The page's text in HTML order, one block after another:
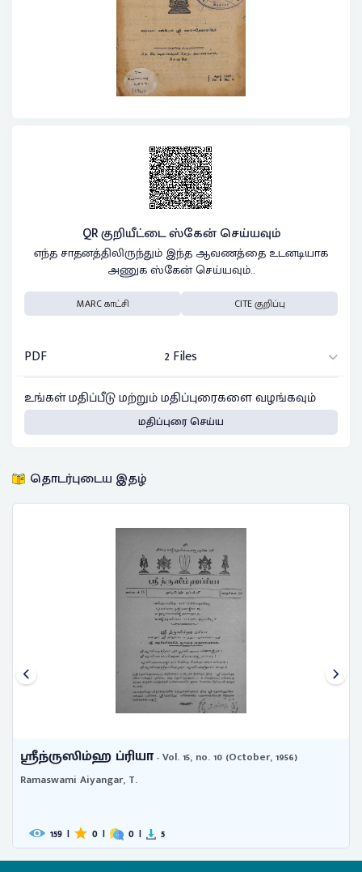
QR குறியீட்டை ஸ்கேன் செய்யவும்
எந்த சாதனத்திலிருந்தும் இந்த ஆவணத்தை உடனடியாக
அணுக ஸ்கேன் செய்யவும்..
MARC காட்சி CITE குறிப்பு
PDF
2 Files
உங்கள் மதிப்பீடு மற்றும் மதிப்புரைகளை வழங்கவும்
மதிப்புரை செய்ய
தொடர்புடைய இதழ்
ஸ்ரீந்ருஸிம்ஹ ப்ரியா- Vol. 15, no. 10 (October, 1956)
Ramaswami Aiyangar, T.
159 | 0 | 0 | 5